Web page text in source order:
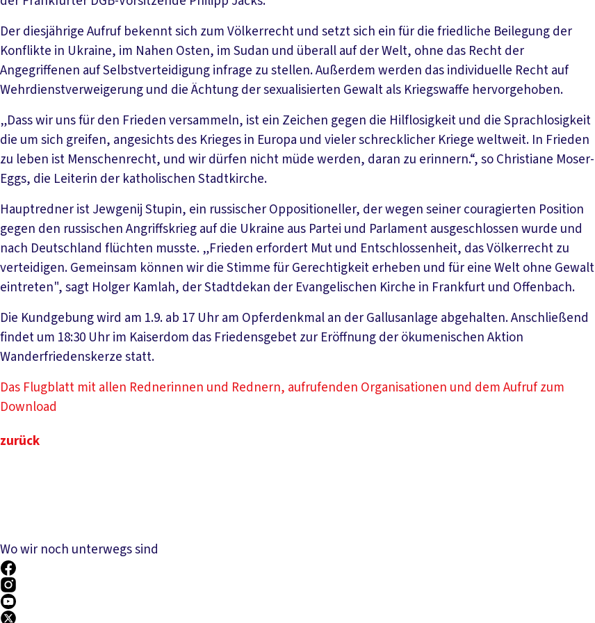
Der diesjährige Aufruf bekennt sich zum Völkerrecht und setzt sich ein für die friedliche Beilegung der
Konflikte in Ukraine, im Nahen Osten, im Sudan und überall auf der Welt, ohne das Recht der
Angegriffenen auf Selbstverteidigung infrage zu stellen. Außerdem werden das individuelle Recht auf
Wehrdienstverweigerung und die Ächtung der sexualisierten Gewalt als Kriegswaffe hervorgehoben.
„Dass wir uns für den Frieden versammeln, ist ein Zeichen gegen die Hilflosigkeit und die Sprachlosigkeit
die um sich greifen, angesichts des Krieges in Europa und vieler schrecklicher Kriege weltweit. In Frieden
zu leben ist Menschenrecht, und wir dürfen nicht müde werden, daran zu erinnern.“, so Christiane Moser-
Eggs, die Leiterin der katholischen Stadtkirche.
Hauptredner ist Jewgenij Stupin, ein russischer Oppositioneller, der wegen seiner couragierten Position
gegen den russischen Angriffskrieg auf die Ukraine aus Partei und Parlament ausgeschlossen wurde und
nach Deutschland flüchten musste. „Frieden erfordert Mut und Entschlossenheit, das Völkerrecht zu
verteidigen. Gemeinsam können wir die Stimme für Gerechtigkeit erheben und für eine Welt ohne Gewalt
eintreten", sagt Holger Kamlah, der Stadtdekan der Evangelischen Kirche in Frankfurt und Offenbach.
Die Kundgebung wird am 1.9. ab 17 Uhr am Opferdenkmal an der Gallusanlage abgehalten. Anschließend
findet um 18:30 Uhr im Kaiserdom das Friedensgebet zur Eröffnung der ökumenischen Aktion
Wanderfriedenskerze statt.
Das Flugblatt mit allen Rednerinnen und Rednern, aufrufenden Organisationen und dem Aufruf zum
Download
zurück
Wo wir noch unterwegs sind